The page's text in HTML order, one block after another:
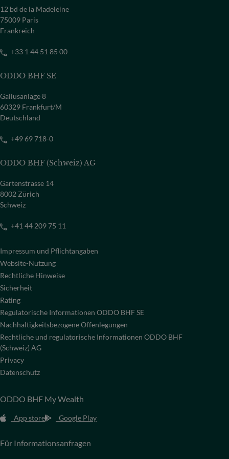
12 bd de la Madeleine
75009 Paris
Frankreich
+33 1 44 51 85 00
ODDO BHF SE
Gallusanlage 8
60329 Frankfurt/M
Deutschland
+49 69 718-0
ODDO BHF (Schweiz) AG
Gartenstrasse 14
8002 Zürich
Schweiz
+41 44 209 75 11
Impressum und Pflichtangaben
Website-Nutzung
Rechtliche Hinweise
Sicherheit
Rating
Regulatorische Informationen ODDO BHF SE
Nachhaltigkeitsbezogene Offenlegungen
Rechtliche und regulatorische Informationen ODDO BHF
(Schweiz) AG
Privacy
Datenschutz
ODDO BHF My Wealth
App store Google Play
Für Informationsanfragen